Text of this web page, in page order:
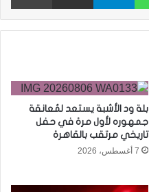
بلة ود الأشبة يستعد لمُعانقة
جمهوره لأول مرة في حفل
تاريخي مرتقب بالقاهرة
7 أغسطس، 2026